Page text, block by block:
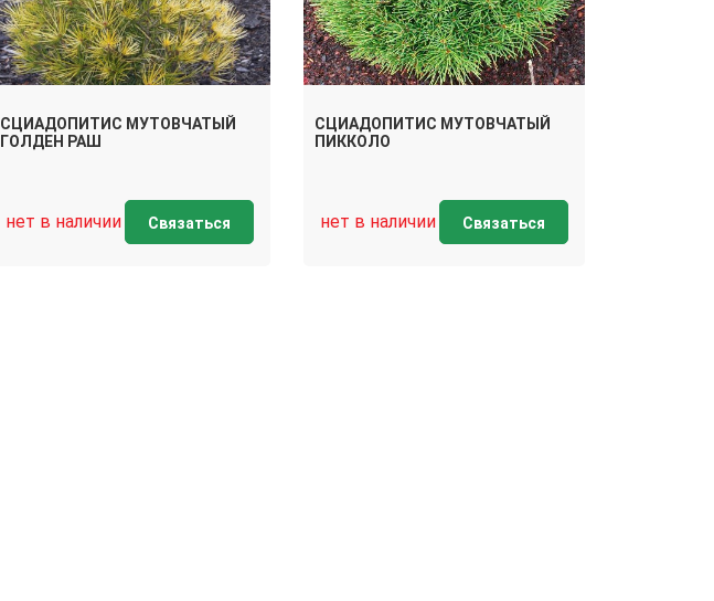
СЦИАДОПИТИС МУТОВЧАТЫЙ
ГОЛДЕН РАШ
нет в наличии Связаться
СЦИАДОПИТИС МУТОВЧАТЫЙ
ПИККОЛО
нет в наличии Связаться